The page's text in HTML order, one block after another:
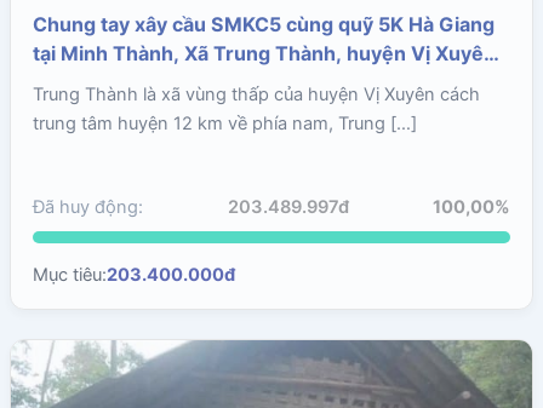
Chung tay xây cầu SMKC5 cùng quỹ 5K Hà Giang
tại Minh Thành, Xã Trung Thành, huyện Vị Xuyên,
Tỉnh Hà Giang
Trung Thành là xã vùng thấp của huyện Vị Xuyên cách
trung tâm huyện 12 km về phía nam, Trung […]
Đã huy động: 203.489.997đ 100,00%
Mục tiêu:203.400.000đ